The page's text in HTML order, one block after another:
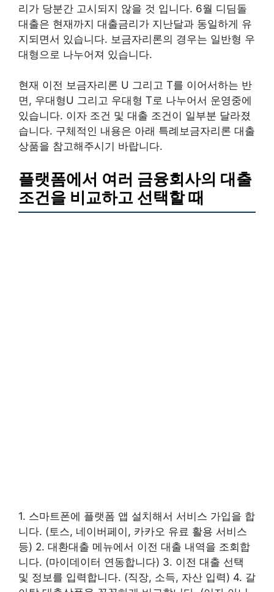
리가 당분간 고시되지 않을 것 입니다. 6월 디딤돌
대출은 현재까지 대출금리가 지난달과 동일하게 유
지되면서 있습니다. 보금자리론의 경우는 일반형 우
대형으로 나누어져 있습니다.
현재 이전 보금자리론 U 그리고 T를 이어서하는 반
면, 우대형U 그리고 우대형 T로 나누어서 운영중에
있습니다. 이자 조건 및 대출 조건이 일부분 달라졌
습니다. 구체적인 내용은 아래 특례보금자리론 대출
상품을 참고해주시기 바랍니다.
플랫폼에서 여러 금융회사의 대출
조건을 비교하고 선택할 때
1. 스마트폰에 플랫폼 앱 설치해서 서비스 가입을 합
니다. (토스, 네이버페이, 카카오 유료 활용 서비스
등) 2. 대환대출 메뉴에서 이전 대출 내역을 조회합
니다. (마이데이터 연동합니다) 3. 이전 대출 선택
및 정보를 입력합니다. (직장, 소득, 자산 입력) 4. 갈